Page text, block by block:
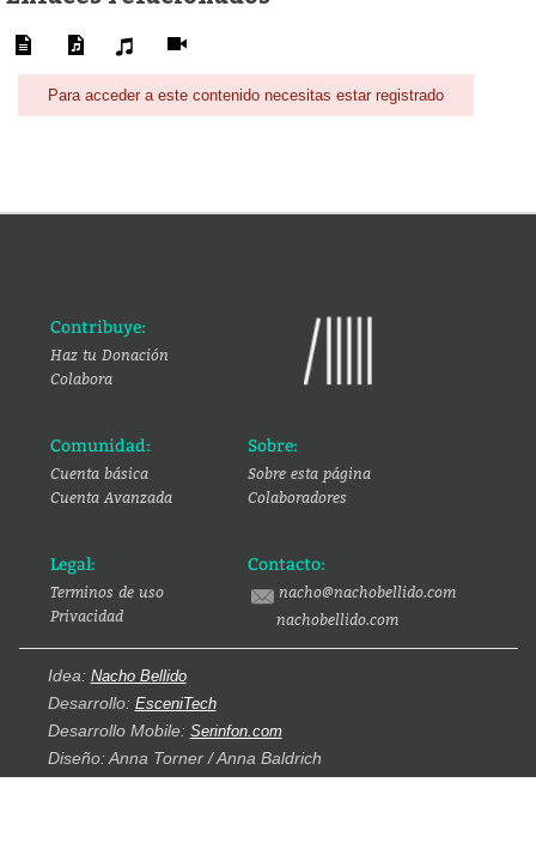
Para acceder a este contenido necesitas estar registrado
Contribuye:
Haz tu Donación
Colabora
Comunidad:
Cuenta básica
Cuenta Avanzada
Sobre:
Sobre esta página
Colaboradores
Legal:
Terminos de uso
Privacidad
Contacto:
nacho@nachobellido.com
nachobellido.com
Idea: Nacho Bellido
Desarrollo: EsceniTech
Desarrollo Mobile: Serinfon.com
Diseño: Anna Torner / Anna Baldrich